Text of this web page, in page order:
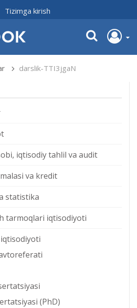
Tizimga kirish
darslik-TTI3jgaN
iqtisodiy tahlil va audit
va kredit
statistika
tarmoqlari iqtisodiyoti
(PhD)